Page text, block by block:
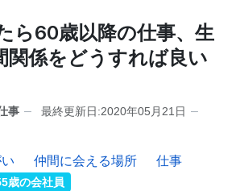
ら60歳以降の仕事、生
関係をどうすれば良い
事
最終更新日:2020年05月21日
仲間に会える場所
仕事
歳の会社員